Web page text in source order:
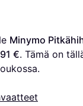
Minymo
€. Tämä on